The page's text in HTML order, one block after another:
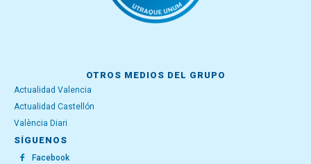
OTROS MEDIOS DEL GRUPO
Actualidad Valencia
Actualidad Castellón
València Diari
SÍGUENOS
Facebook